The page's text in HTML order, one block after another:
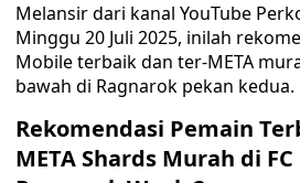
Melansir dari kanal YouTube
Minggu 20 Juli 2025, inilah
Mobile terbaik dan ter-META
bawah di Ragnarok pekan kedua.
Rekomendasi Pemain
META Shards Murah di